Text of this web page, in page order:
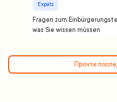
Expats
Fragen zum
was Sie wissen müssen
Прочти